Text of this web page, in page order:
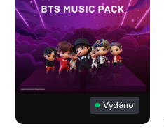
Vydáno